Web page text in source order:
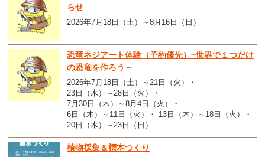
らせ
2026年7月18日（土）～8月16日（日）
恐竜ネジアート体験（予約優先）~世界で１つだけ
の恐竜を作ろう～
2026年7月18日（土）～21日（火）
23日（木）～28日（火）
7月30日（木）～8月4日（火）
6日（木）～11日（火）
13日（木）～18日（火）
20日（木）～23日（日）
植物採集＆標本つくり